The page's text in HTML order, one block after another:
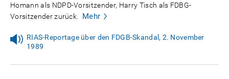
Homann als NDPD-Vorsitzender, Harry Tisch als FDBG-
Vorsitzender zurück.
Mehr
RIAS-Reportage über den FDGB-Skandal, 2. November
1989